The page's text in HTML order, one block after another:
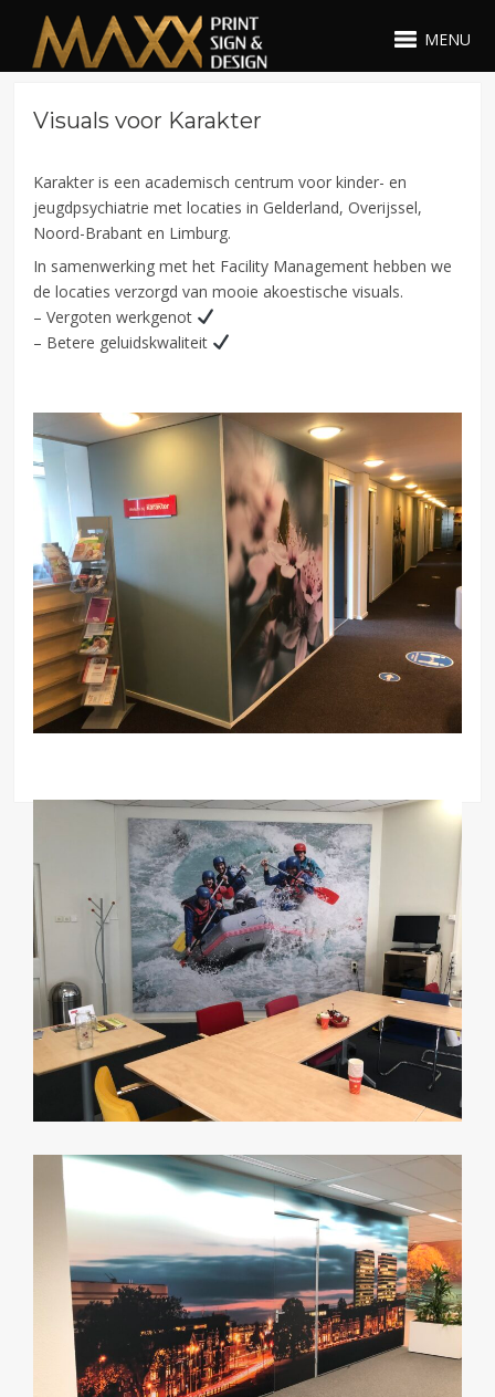
MENU
Visuals voor Karakter
Karakter is een academisch centrum voor kinder- en
jeugdpsychiatrie met locaties in Gelderland, Overijssel,
Noord-Brabant en Limburg.
In samenwerking met het Facility Management hebben we
de locaties verzorgd van mooie akoestische visuals.
– Vergoten werkgenot
– Betere geluidskwaliteit